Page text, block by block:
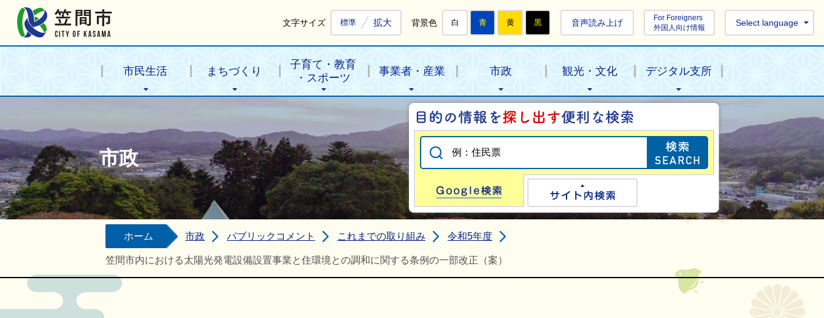
文字サイズ 標準 拡大 背景色 白 青 黄 黒 音声読み上げ
For Foreigners
外国人向け情報
Select language
市民生活 まちづくり
子育て・教育
・スポーツ
事業者・産業 市政 観光・文化 デジタル支所
市政
目的の情報を探
Google検索
ホーム 市政 パブリックコメント これまでの取り組み 令和5年度
笠間市内における太陽光発電設備設置事業と住環境との調和に関する条例の一部改正（案）